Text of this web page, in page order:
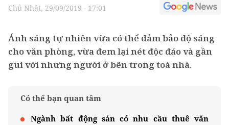
Chủ Nhật, 29/09/2019 - 17:01
Ánh sáng tự nhiên vừa có thể đảm bảo độ sáng
cho văn phòng, vừa đem lại nét độc đáo và gần
gũi với những người ở bên trong toà nhà.
Có thể bạn quan tâm
Ngành bất động sản có nhu cầu thuê văn